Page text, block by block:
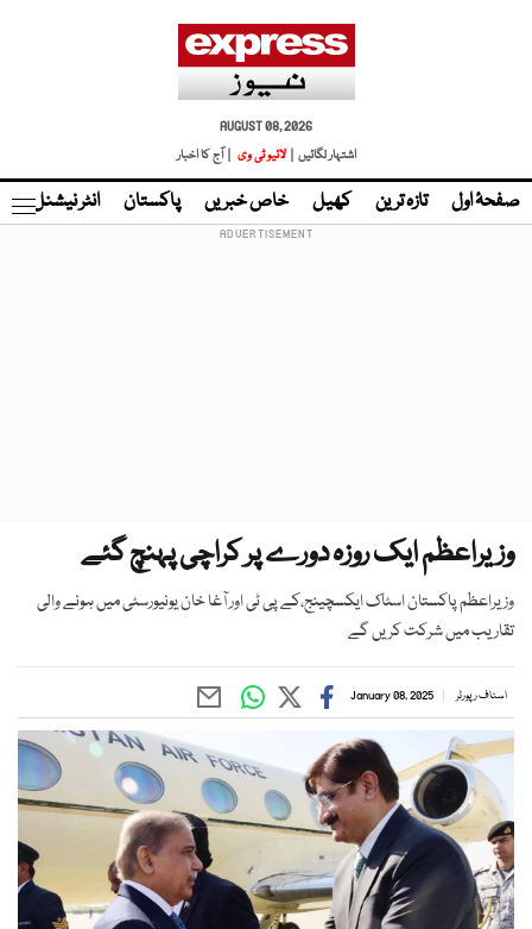
AUGUST 08, 2026
اشتہار لگائیں |
لائیو ٹی وی | آج کا اخبار
صفحۂ اول تازہ ترین کھیل خاص خبریں پاکستان انٹر نیشنل
وزیراعظم ایک روزہ دورے پر کراچی پہنچ گئے
وزیراعظم پاکستان اسٹاک ایکسچینج،کے پی ٹی اور آغا خان یونیورسٹی میں ہونے والی
تقاریب میں شرکت کریں گے
اسٹاف رپورٹر January 08, 2025